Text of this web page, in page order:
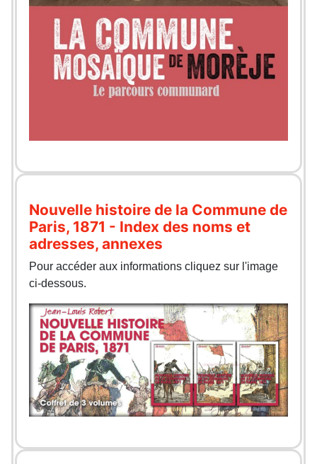
Nouvelle histoire de la Commune de
Paris, 1871 - Index des noms et
adresses, annexes
Pour accéder aux informations cliquez sur l'image
ci-dessous.